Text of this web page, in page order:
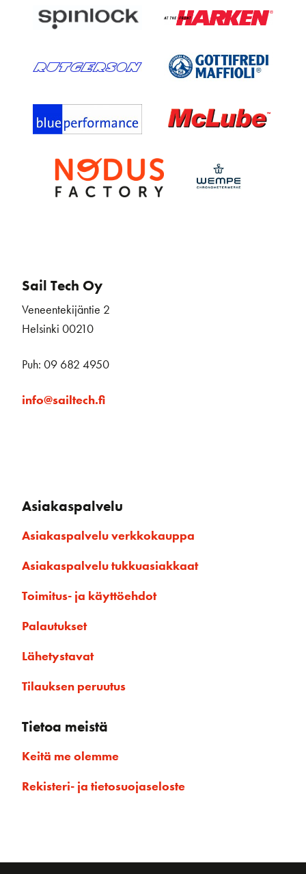
Sail Tech Oy
Veneentekijäntie 2
Helsinki 00210
Puh: 09 682 4950
info@sailtech.fi
Asiakaspalvelu
Asiakaspalvelu verkkokauppa
Asiakaspalvelu tukkuasiakkaat
Toimitus- ja käyttöehdot
Palautukset
Lähetystavat
Tilauksen peruutus
Tietoa meistä
Keitä me olemme
Rekisteri- ja tietosuojaseloste